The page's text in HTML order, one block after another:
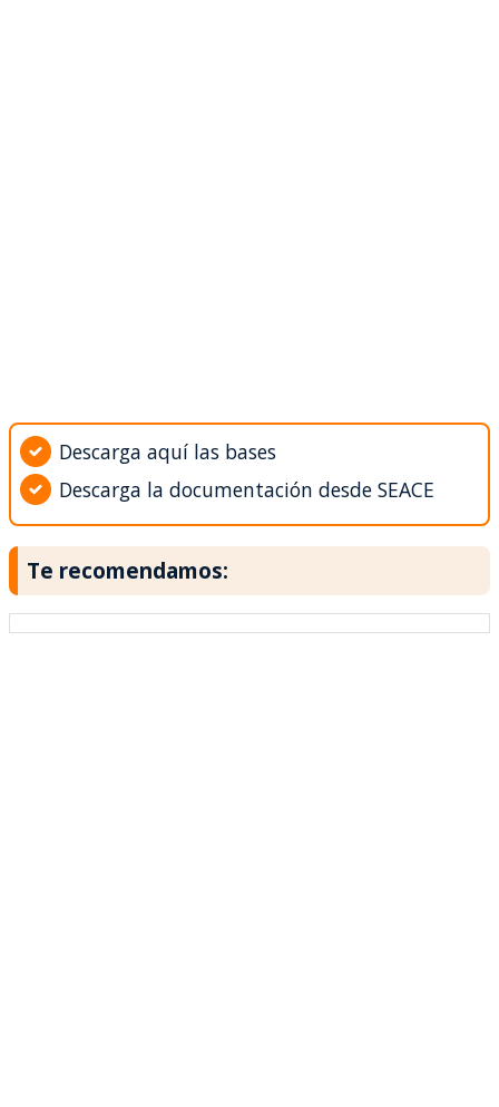
Descarga aquí las bases
Descarga la documentación desde SEACE
Te recomendamos: